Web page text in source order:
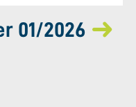
01/2026